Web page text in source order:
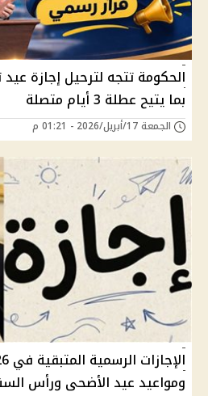
الحكومة تتجه لترحيل إجازة عيد
بما يتيح عطلة 3 أيام متصلة
الجمعة 17/أبريل/2026 - 01:21 م
ومواعيد عيد الأضحى ورأس